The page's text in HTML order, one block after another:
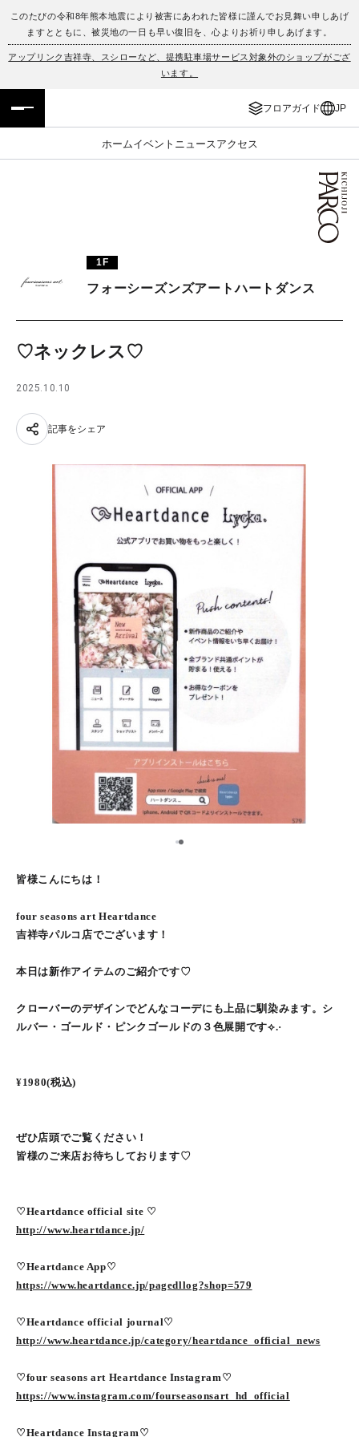
このたびの令和8年熊本地震により被害にあわれた皆様に謹んでお見舞い申しあげ
ますとともに、被災地の一日も早い復旧を、心よりお祈り申しあげます。
アップリンク吉祥寺、スシローなど、提携駐車場サービス対象外のショップがござ
います。
フロアガイド JP
ホームイベント ニュース アクセス
フロアガイド
イベント・ポップアップ
ニュース
PARCOメンバーズ
ENGLISH
簡体字
한국어
1F
フォーシーズンズアートハートダンス
♡ネックレス♡
2025.10.10
記事をシェア
1
皆様こんにちは！
four seasons art Heartdance
吉祥寺パルコ店でございます！
本日は新作アイテムのご紹介です♡
クローバーのデザインでどんなコーデにも上品に馴染みます。シ
ルバー・ゴールド・ピンクゴールドの３色展開です⟡.·
¥1980(税込)
ぜひ店頭でご覧ください！
皆様のご来店お待ちしております♡
♡Heartdance official site ♡
http://www.heartdance.jp/
♡Heartdance App♡
https://www.heartdance.jp/pagedllog?shop=579
♡Heartdance official journal♡
http://www.heartdance.jp/category/heartdance_official_news
♡four seasons art Heartdance Instagram♡
https://www.instagram.com/fourseasonsart_hd_official
♡Heartdance Instagram♡